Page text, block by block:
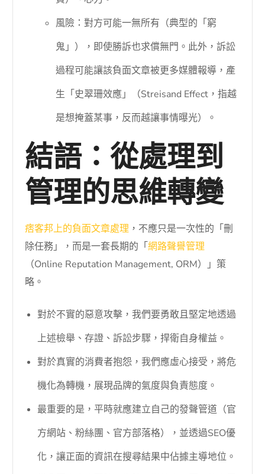
風險：對方可能一無所有（典型的「窮
鬼」），即使勝訴也求償無門。此外，訴訟
過程可能讓該負面文章被更多媒體報導，產
生「史翠珊效應」（Streisand Effect，指越
是想掩蓋某事，反而越讓事情曝光）。
結語：從處理到
管理的思維轉變
痞客邦上的負面文章處理 ，不應只是一次性的「刪
除任務」，而是一套長期的「網路聲譽管理
（Online Reputation Management, ORM）」策
略。
對於不實的惡意攻擊，我們要勇敢且堅定地透過
上述檢舉、存證、訴訟步驟，捍衛自身權益。
對於真實的消費者抱怨，我們應虛心接受，將危
機化為轉機，展現品牌的氣度與負責態度。
最重要的是，平時就應建立自己的發聲管道（官
方網站、粉絲團、官方部落格），並透過SEO優
化，讓正面的資訊在搜尋結果中佔據主導地位。